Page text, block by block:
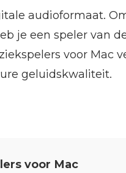
audioformaat.
je een speler van
voor Mac
geluidskwaliteit.
voor Mac